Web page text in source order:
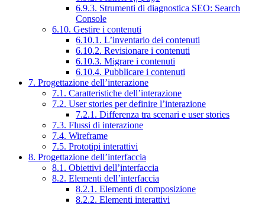
6.9.3. Strumenti di diagnostica SEO: Search
Console
6.10. Gestire i contenuti
6.10.1. L’inventario dei contenuti
6.10.2. Revisionare i contenuti
6.10.3. Migrare i contenuti
6.10.4. Pubblicare i contenuti
7. Progettazione dell’interazione
7.1. Caratteristiche dell’interazione
7.2. User stories per definire l’interazione
7.2.1. Differenza tra scenari e user stories
7.3. Flussi di interazione
7.4. Wireframe
7.5. Prototipi interattivi
8. Progettazione dell’interfaccia
8.1. Obiettivi dell’interfaccia
8.2. Elementi dell’interfaccia
8.2.1. Elementi di composizione
8.2.2. Elementi interattivi